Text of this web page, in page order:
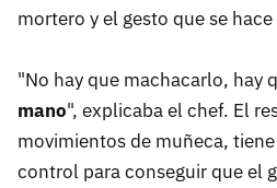
mortero y el gesto que se
"No hay que machacarlo, hay
mano", explicaba el chef. El
movimientos de muñeca,
control para conseguir que el